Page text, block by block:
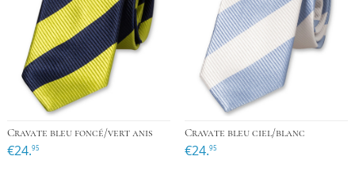
Cravate bleu foncé/vert anis
€24.95
Cravate bleu ciel/blanc
€24.95